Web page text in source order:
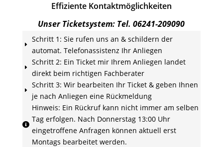
Effiziente Kontaktmöglichkeiten
Unser Ticketsystem: Tel. 06241-209090
E
Schritt 1: Sie rufen uns an & schildern der
automat. Telefonassistenz Ihr Anliegen
E
Schritt 2: Ein Ticket mir Ihrem Anliegen landet
direkt beim richtigen Fachberater
E
Schritt 3: Wir bearbeiten Ihr Ticket & geben Ihnen
je nach Anliegen eine Rückmeldung

Hinweis: Ein Rückruf kann nicht immer am selben
Tag erfolgen. Nach Donnerstag 13:00 Uhr
eingetroffene Anfragen können aktuell erst
Montags bearbeitet werden.